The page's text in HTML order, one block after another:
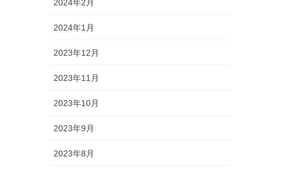
2024年2月
2024年1月
2023年12月
2023年11月
2023年10月
2023年9月
2023年8月